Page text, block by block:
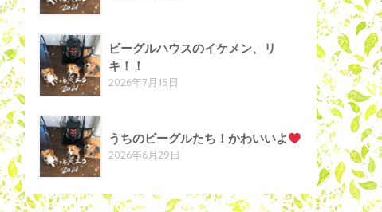
ビーグルハウスのイケメン、リ
キ！！
2026年7月15日
うちのビーグルたち！かわいいよ
2026年6月29日